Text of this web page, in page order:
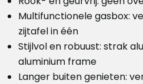
Multifunctionele gasbox:
zijtafel in één
Stijlvol en robuust: strak
aluminium frame
Langer buiten genieten: